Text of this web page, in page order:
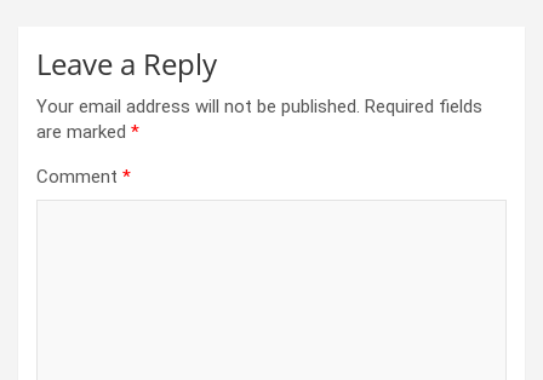
Leave a Reply
Your email address will not be published. Required fields
are marked *
Comment *